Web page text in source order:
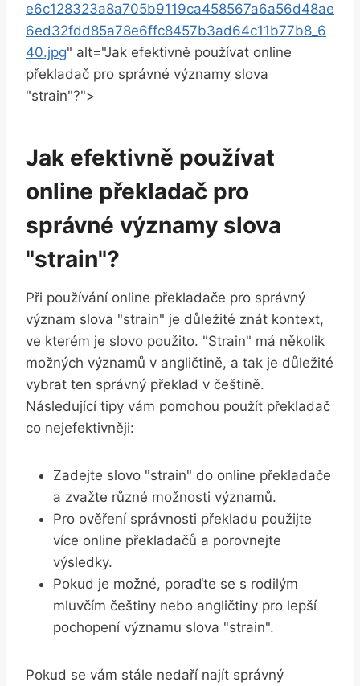
e6c128323a8a705b9119ca458567a6a56d48ae
6ed32fdd85a78e6ffc8457b3ad64c11b77b8_6
40.jpg" alt="Jak efektivně používat online
překladač pro správné významy slova
"strain"?">
Jak efektivně používat
online překladač pro
správné významy slova
"strain"?
Při používání online překladače pro správný
význam slova "strain" je důležité znát kontext,
ve kterém je slovo použito. "Strain" má několik
možných významů v angličtině, a tak je důležité
vybrat ten správný překlad v češtině.
Následující tipy vám pomohou použít překladač
co nejefektivněji:
Zadejte slovo "strain" do online překladače
a zvažte různé možnosti významů.
Pro ověření správnosti překladu použijte
více online překladačů a porovnejte
výsledky.
Pokud je možné, poraďte se s rodilým
mluvčím češtiny nebo angličtiny pro lepší
pochopení významu slova "strain".
Pokud se vám stále nedaří najít správný